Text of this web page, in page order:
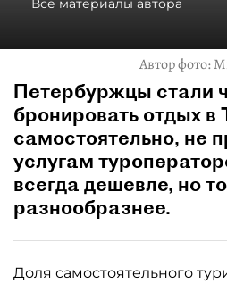
Все материалы автора
Автор фото:
Петербуржцы стали
бронировать отдых в
самостоятельно, не
услугам
всегда дешевле, но
разнообразнее.
Доля самостоятельного